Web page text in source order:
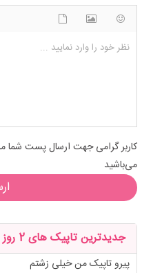
نظر خود را وارد نمایید ...
کاربر گرامی جهت ارسال پست شما
می‌باشید
جدیدترین تاپیک های 2 روز گذشته
پیرو تاپیک من خیلی زشتم